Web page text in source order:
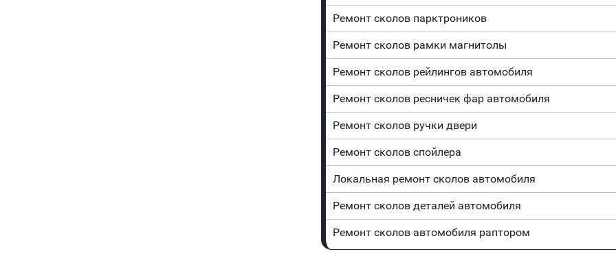
Ремонт сколов парктроников
Ремонт сколов рамки магнитолы
Ремонт сколов рейлингов автомобиля
Ремонт сколов ресничек фар автомобиля
Ремонт сколов ручки двери
Ремонт сколов спойлера
Локальная ремонт сколов автомобиля
Ремонт сколов деталей автомобиля
Ремонт сколов автомобиля раптором